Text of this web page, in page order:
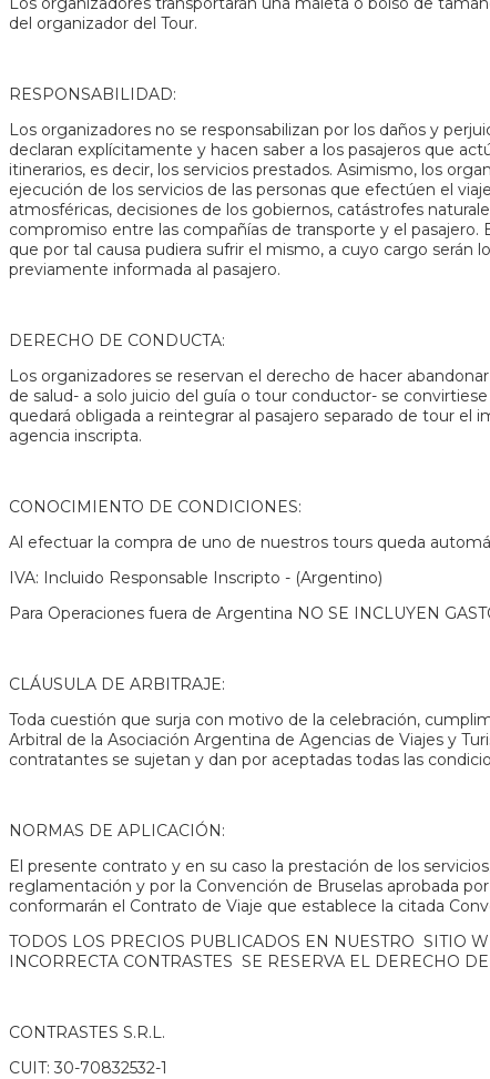
del organizador del Tour.
RESPONSABILIDAD:
Los organizadores no se responsabilizan por los daños y
declaran explícitamente y hacen saber a los pasajeros que
itinerarios, es decir, los servicios prestados. Asimismo, los
ejecución de los servicios de las personas que efectúen el
atmosféricas, decisiones de los gobiernos, catástrofes
compromiso entre las compañías de transporte y el
que por tal causa pudiera sufrir el mismo, a cuyo cargo
previamente informada al pasajero.
DERECHO DE CONDUCTA:
Los organizadores se reservan el derecho de hacer
de salud- a solo juicio del guía o tour conductor- se
quedará obligada a reintegrar al pasajero separado de tour
agencia inscripta.
CONOCIMIENTO DE CONDICIONES:
Al efectuar la compra de uno de nuestros tours queda
IVA: Incluido Responsable Inscripto - (Argentino)
Para Operaciones fuera de Argentina NO SE INCLUYEN
CLÁUSULA DE ARBITRAJE:
Toda cuestión que surja con motivo de la celebración,
Arbitral de la Asociación Argentina de Agencias de Viajes y
contratantes se sujetan y dan por aceptadas todas las
NORMAS DE APLICACIÓN:
El presente contrato y en su caso la prestación de los
reglamentación y por la Convención de Bruselas aprobada
conformarán el Contrato de Viaje que establece la citada
TODOS LOS PRECIOS PUBLICADOS EN NUESTRO SITIO
INCORRECTA CONTRASTES SE RESERVA EL DERECHO
CONTRASTES S.R.L.
CUIT: 30-70832532-1